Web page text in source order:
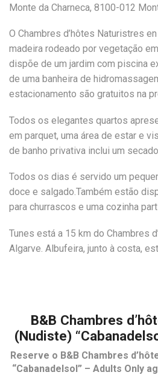
Monte da Charneca, 8100-012
O Chambres d’hôtes Naturistres
madeira rodeado por vegetação
dispõe de um jardim com piscina
de uma banheira de
estacionamento são gratuitos na
Todos os elegantes quartos
em parquet, uma área de estar e
de banho privativa inclui um
Todos os dias é servido um
doce e salgado.Também estão
para churrascos e uma cozinha
Tunes está a 15 km do Chambres
Algarve. Albufeira, junto à costa,
B&B Chambres
(Nudiste)
Reserve o B&B Chambres
“Cabanadelsol” – Adults Only